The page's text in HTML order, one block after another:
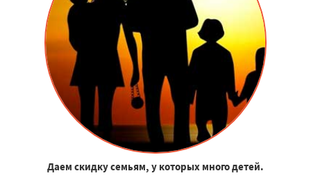
Даем скидку семьям, у которых много детей.